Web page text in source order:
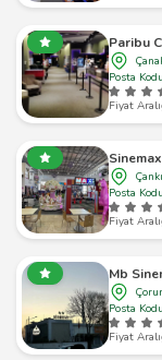
Paribu
Posta
Fiyat
Posta
Fiyat
Mb
Posta
Fiyat